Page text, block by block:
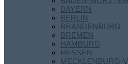
BAYERN
BERLIN
BRANDENBURG
BREMEN
HAMBURG
HESSEN
MECKLENBURG-